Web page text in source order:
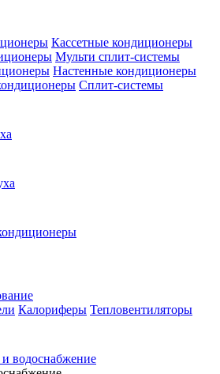
Кассетные кондиционеры
Мульти сплит-системы
Настенные кондиционеры
Сплит-системы
Калориферы Тепловентиляторы
водоснабжение